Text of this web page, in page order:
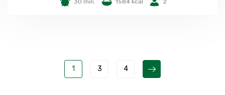
30 min. 1584 kcal 2
1 3 4